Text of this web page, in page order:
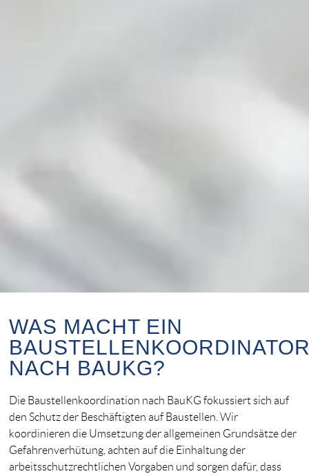
WAS MACHT EIN
NACH BAUKG?
Die Baustellenkoordination nach BauKG fokussiert sich auf
den Schutz der Beschäftigten auf Baustellen. Wir
koordinieren die Umsetzung der allgemeinen Grundsätze der
Gefahrenverhütung, achten auf die Einhaltung der
arbeitsschutzrechtlichen Vorgaben und sorgen dafür, dass